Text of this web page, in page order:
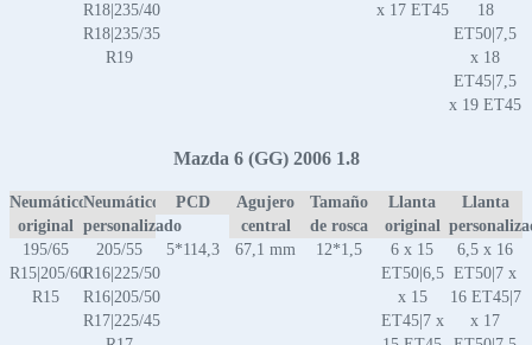
R18|235/40
R18|235/35
R19
x 17 ET45
18
ET50|7,5
x 18
ET45|7,5
x 19 ET45
Mazda 6 (GG) 2006 1.8
Neumático
original
Neumático
personalizado
PCD
Agujero
central
Tamaño
de rosca
Llanta
original
Llanta
195/65
R15|205/60
R15
205/55
R16|225/50
R16|205/50
R17|225/45
5*114,3 67,1 mm 12*1,5
6 x 15
ET50|6,5
x 15
ET45|7 x
6,5 x 16
ET50|7 x
16 ET45|7
x 17